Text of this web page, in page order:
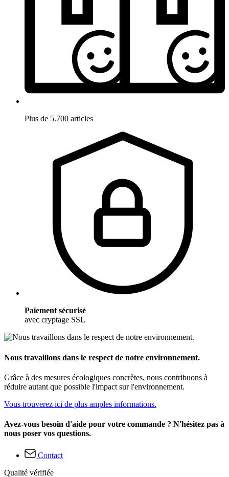
Plus de 5.700 articles
Paiement sécurisé
avec cryptage SSL
Nous travaillons dans le respect de notre environnement.
Grâce à des mesures écologiques concrètes, nous contribuons à
réduire autant que possible l'impact sur l'environnement.
Vous trouverez ici de plus amples informations.
Avez-vous besoin d'aide pour votre commande ? N'hésitez pas à
nous poser vos questions.
Contact
Qualité vérifiée